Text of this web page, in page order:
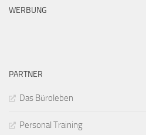
WERBUNG
PARTNER
Das Büroleben
Personal Training